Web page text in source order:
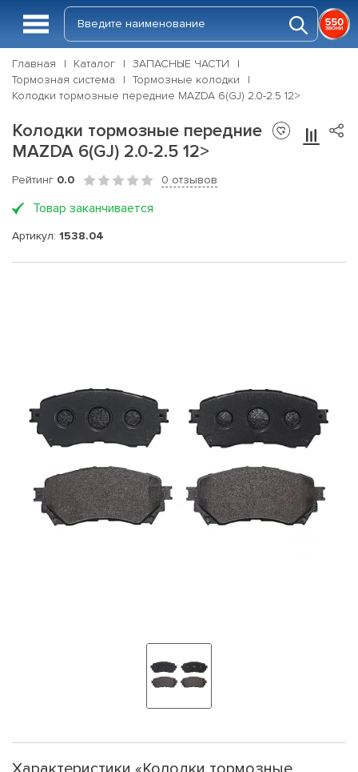
Главная Каталог
ЗАПАСНЫЕ ЧАСТИ
Тормозная система
Тормозные колодки
Колодки тормозные передние MAZDA 6(GJ) 2.0-2.5 12>
Колодки тормозные передние
MAZDA 6(GJ) 2.0-2.5 12>
Рейтинг 0.0 0 отзывов
Товар заканчивается
Артикул: 1538.04